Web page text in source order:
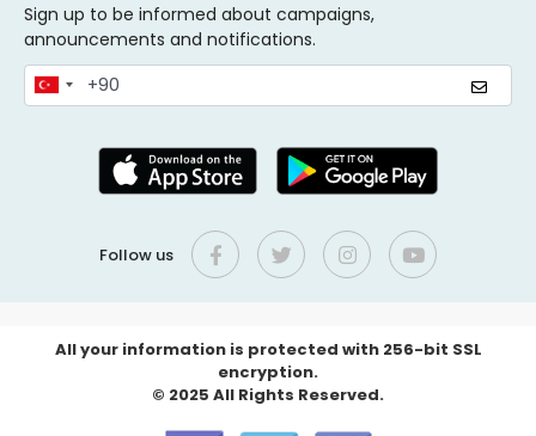
Sign up to be informed about campaigns,
announcements and notifications.
Follow us
All your information is protected with 256-bit SSL
encryption.
© 2025 All Rights Reserved.